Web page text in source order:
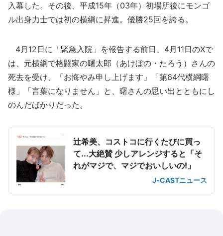
入幕した。その後、平成15年（03年）初場所後にモンゴ
ル出身力士では初の横綱に昇進。優勝25回を誇る。
4月12日に「緊急入院」を報告する前日、4月11日のXで
は、元横綱で格闘家の曙太郎（あけぼの・たろう）さんの
死去を受け、「お悔やみ申し上げます」「第64代横綱曙
様」「言葉になりません」と、曙さんの思い出とともにし
のんだばかりだった。
辻希美、コストコに行くたびに買っ
て...大絶賛 少しアレンジすると「そ
れがマジで、マジでおいしいの!」
J-CASTニュース